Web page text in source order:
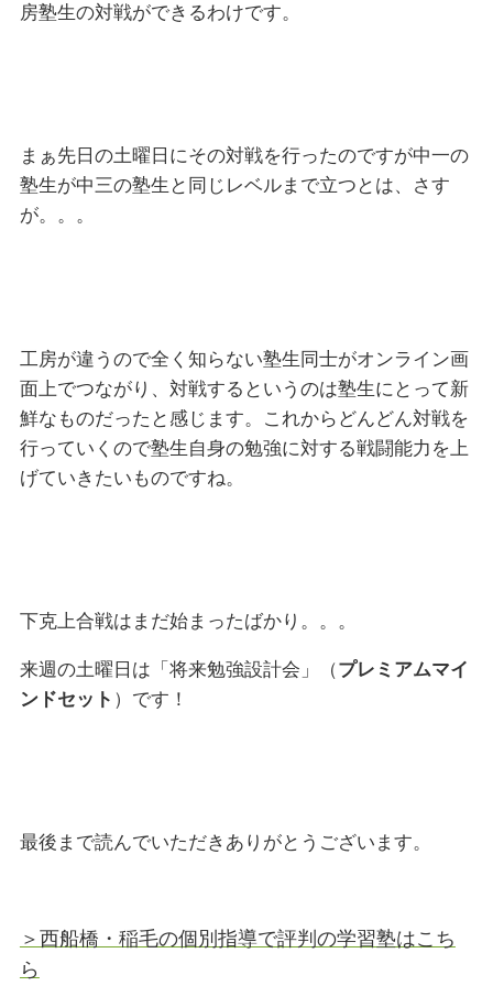
房塾生の対戦ができるわけです。
まぁ先日の土曜日にその対戦を行ったのですが中一の
塾生が中三の塾生と同じレベルまで立つとは、さす
が。。。
工房が違うので全く知らない塾生同士がオンライン画
面上でつながり、対戦するというのは塾生にとって新
鮮なものだったと感じます。これからどんどん対戦を
行っていくので塾生自身の勉強に対する戦闘能力を上
げていきたいものですね。
下克上合戦はまだ始まったばかり。。。
来週の土曜日は「将来勉強設計会」（プレミアムマイ
ンドセット ）です！
最後まで読んでいただきありがとうございます。
＞西船橋・稲毛の個別指導で評判の学習塾はこち
ら